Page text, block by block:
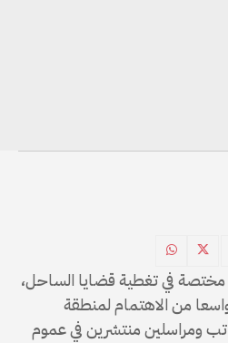
في تغطية قضايا الساحل،
من الاهتمام لمنطقة
ومراسلين منتشرين في عموم